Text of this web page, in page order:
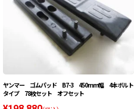
ヤンマー ゴムパッド B7-3 450mm幅 4本ボルト
タイプ 78枚セット オフセット